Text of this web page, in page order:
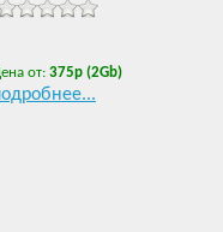
от: 375р (2Gb)